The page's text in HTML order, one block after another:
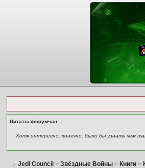
Цитаты форумчан
Хотя интересно, конечно, было бы узнать чем
Jedi Council > Звёздные Войны> Книги>